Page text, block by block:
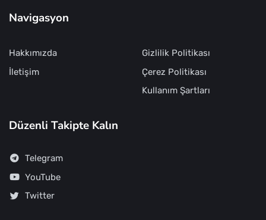
Navigasyon
Hakkımızda
İletişim
Gizlilik Politikası
Çerez Politikası
Kullanım Şartları
Düzenli Takipte Kalın
Telegram
YouTube
Twitter